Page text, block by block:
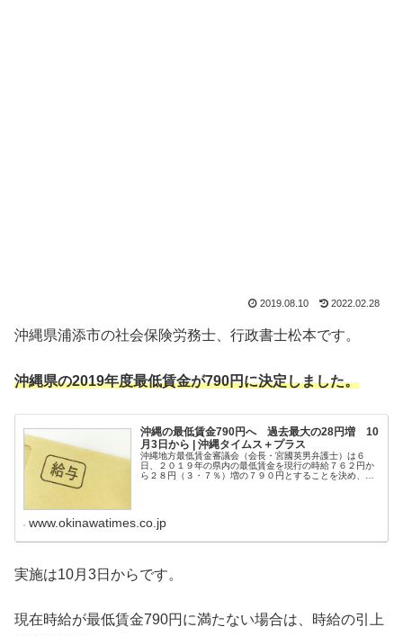
2019.08.10 2022.02.28
沖縄県浦添市の社会保険労務士、行政書士松本です。
沖縄県の2019年度最低賃金が790円に決定しました。
沖縄の最低賃金790円へ 過去最大の28円増 10
月3日から | 沖縄タイムス＋プラス
沖縄地方最低賃金審議会（会長・宮國英男弁護士）は６
日、２０１９年の県内の最低賃金を現行の時給７６２円か
ら２８円（３・７％）増の７９０円とすることを決め、沖
www.okinawatimes.co.jp
実施は10月3日からです。
現在時給が最低賃金790円に満たない場合は、時給の引上